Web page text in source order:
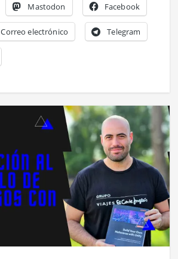
Mastodon Facebook
Correo electrónico Telegram